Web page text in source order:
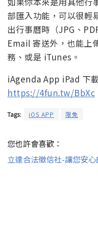
部匯入功能，可以很輕
出行事曆時（JPG、
Email 寄送外，也能上
務、或是 iTunes。
iAgenda App iPad 下
https://4fun.tw/BbXc
Tags: iOS APP 限免
您也許會喜歡：
立達合法徵信社-讓您安